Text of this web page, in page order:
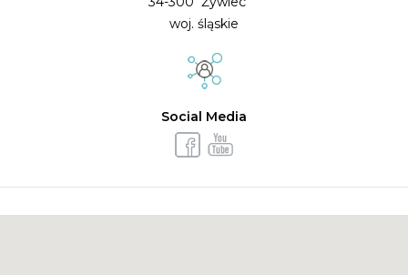
woj. śląskie
Social Media